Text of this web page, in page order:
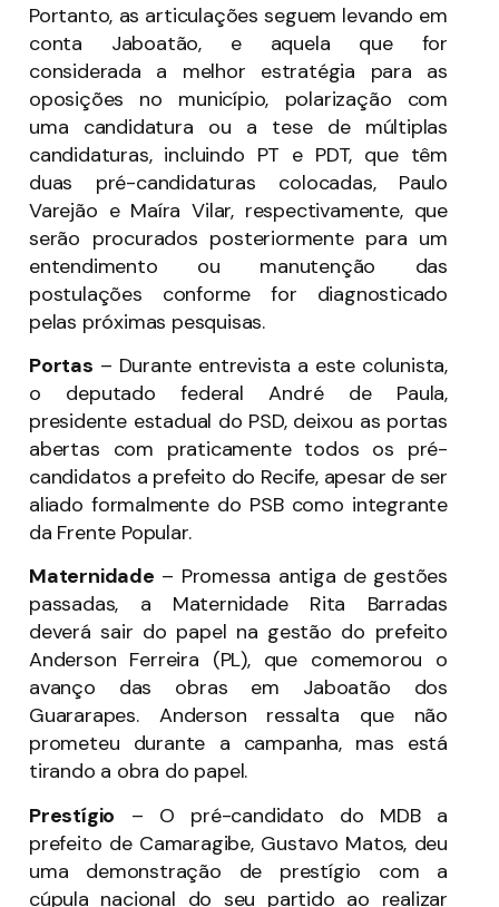
Portanto, as articulações seguem levando em
conta Jaboatão, e aquela que for
considerada a melhor estratégia para as
oposições no município, polarização com
uma candidatura ou a tese de múltiplas
candidaturas, incluindo PT e PDT, que têm
duas pré-candidaturas colocadas, Paulo
Varejão e Maíra Vilar, respectivamente, que
serão procurados posteriormente para um
entendimento ou manutenção das
postulações conforme for diagnosticado
pelas próximas pesquisas.
Portas – Durante entrevista a este colunista,
o deputado federal André de Paula,
presidente estadual do PSD, deixou as portas
abertas com praticamente todos os pré-
candidatos a prefeito do Recife, apesar de ser
aliado formalmente do PSB como integrante
da Frente Popular.
Maternidade – Promessa antiga de gestões
passadas, a Maternidade Rita Barradas
deverá sair do papel na gestão do prefeito
Anderson Ferreira (PL), que comemorou o
avanço das obras em Jaboatão dos
Guararapes. Anderson ressalta que não
prometeu durante a campanha, mas está
tirando a obra do papel.
Prestígio – O pré-candidato do MDB a
prefeito de Camaragibe, Gustavo Matos, deu
uma demonstração de prestígio com a
cúpula nacional do seu partido ao realizar